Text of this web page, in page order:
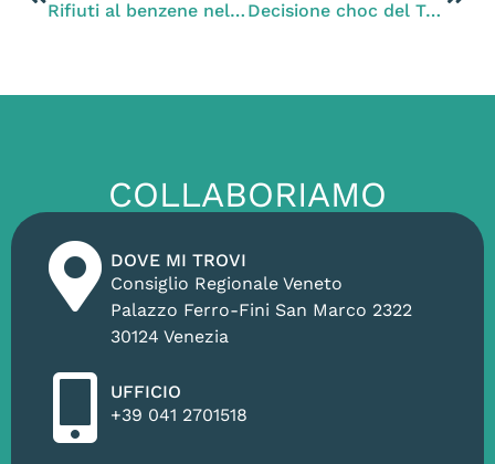
Rifiuti al benzene nella discarica per inerti di Vedelago (TV)
Decisione choc del Tribunale di Bologna: i cagnolini sequestrati per maltrattamento devono essere restituiti all’allevatore
COLLABORIAMO
DOVE MI TROVI
Consiglio Regionale Veneto
Palazzo Ferro-Fini San Marco 2322
30124 Venezia
UFFICIO
+39 041 2701518